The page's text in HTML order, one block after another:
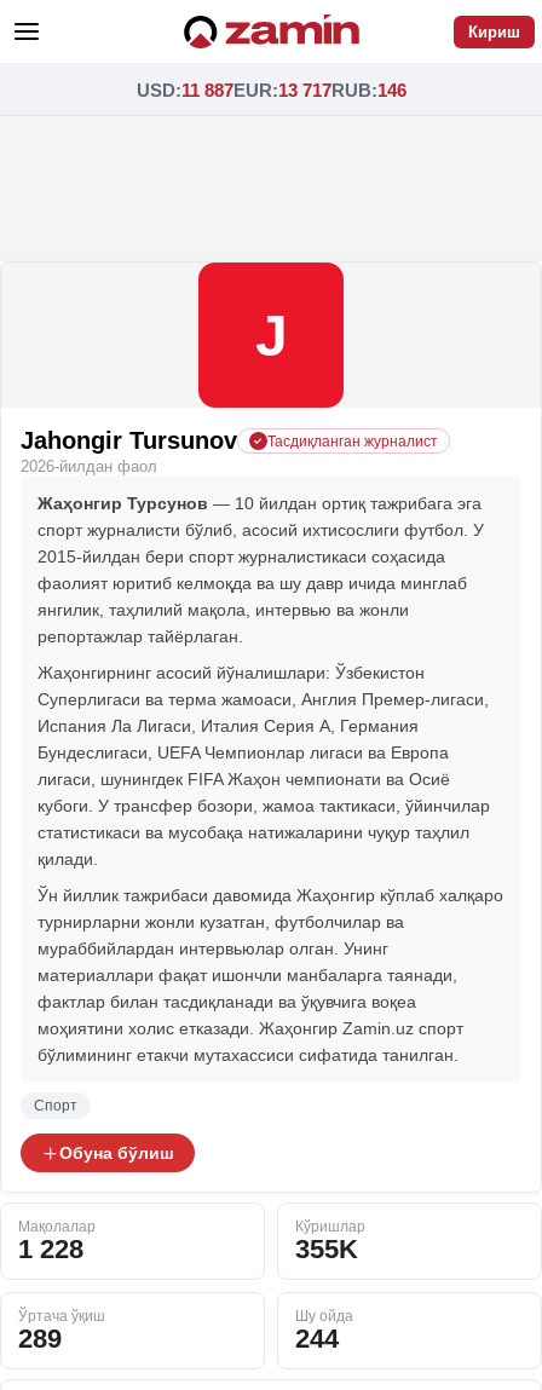
Кириш
USD:11 887EUR:13 717RUB:146
J
Jahongir Tursunov Тасдиқланган журналист
2026-йилдан фаол
Жаҳонгир Турсунов — 10 йилдан ортиқ тажрибага эга
спорт журналисти бўлиб, асосий ихтисослиги футбол. У
2015-йилдан бери спорт журналистикаси соҳасида
фаолият юритиб келмоқда ва шу давр ичида минглаб
янгилик, таҳлилий мақола, интервью ва жонли
репортажлар тайёрлаган.
Жаҳонгирнинг асосий йўналишлари: Ўзбекистон
Суперлигаси ва терма жамоаси, Англия Премер-лигаси,
Испания Ла Лигаси, Италия Серия А, Германия
Бундеслигаси, UEFA Чемпионлар лигаси ва Европа
лигаси, шунингдек FIFA Жаҳон чемпионати ва Осиё
кубоги. У трансфер бозори, жамоа тактикаси, ўйинчилар
статистикаси ва мусобақа натижаларини чуқур таҳлил
қилади.
Ўн йиллик тажрибаси давомида Жаҳонгир кўплаб халқаро
турнирларни жонли кузатган, футболчилар ва
мураббийлардан интервьюлар олган. Унинг
материаллари фақат ишончли манбаларга таянади,
фактлар билан тасдиқланади ва ўқувчига воқеа
моҳиятини холис етказади. Жаҳонгир Zamin.uz спорт
бўлимининг етакчи мутахассиси сифатида танилган.
Спорт
Обуна бўлиш
Мақолалар
1 228
Кўришлар
355K
Ўртача ўқиш
289
Шу ойда
244